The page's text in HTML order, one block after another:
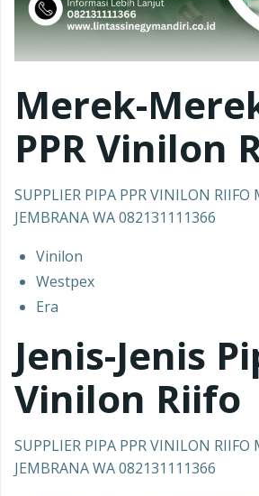
Merek-
PPRVinilon
SUPPLIER PIPA PPR VINILON RIIFO
JEMBRANA WA 082131111366
Vinilon
Westpex
Era
Jenis-Jenis
Vinilon Riifo
SUPPLIER PIPA PPR VINILON RIIFO
JEMBRANA WA 082131111366